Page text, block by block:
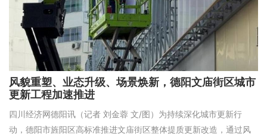
风貌重塑、业态升级、场景焕新，德阳文庙街区城市
更新工程加速推进
四川经济网德阳讯（记者 刘金蓉 文/图）为持续深化城市更新行
动，德阳市旌阳区高标准推进文庙街区整体提质更新改造，通过风